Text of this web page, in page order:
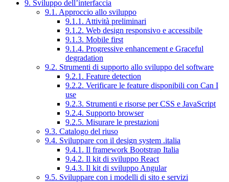
9. Sviluppo dell’interfaccia
9.1. Approccio allo sviluppo
9.1.1. Attività preliminari
9.1.2. Web design responsivo e accessibile
9.1.3. Mobile first
9.1.4. Progressive enhancement e Graceful
degradation
9.2. Strumenti di supporto allo sviluppo del software
9.2.1. Feature detection
9.2.2. Verificare le feature disponibili con Can I
use
9.2.3. Strumenti e risorse per CSS e JavaScript
9.2.4. Supporto browser
9.2.5. Misurare le prestazioni
9.3. Catalogo del riuso
9.4. Sviluppare con il design system .italia
9.4.1. Il framework Bootstrap Italia
9.4.2. Il kit di sviluppo React
9.4.3. Il kit di sviluppo Angular
9.5. Sviluppare con i modelli di sito e servizi